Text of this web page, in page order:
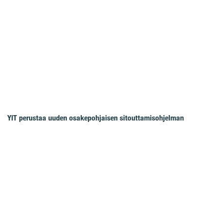
YIT perustaa uuden osakepohjaisen sitouttamisohjelman